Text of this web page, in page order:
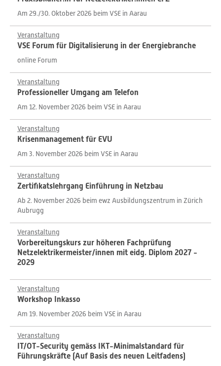
Am 29./30. Oktober 2026 beim VSE in Aarau
Veranstaltung
VSE Forum für Digitalisierung in der Energiebranche
online Forum
Veranstaltung
Professioneller Umgang am Telefon
Am 12. November 2026 beim VSE in Aarau
Veranstaltung
Krisenmanagement für EVU
Am 3. November 2026 beim VSE in Aarau
Veranstaltung
Zertifikatslehrgang Einführung in Netzbau
Ab 2. November 2026 beim ewz Ausbildungszentrum in Zürich
Aubrugg
Veranstaltung
Vorbereitungskurs zur höheren Fachprüfung
Netzelektrikermeister/innen mit eidg. Diplom 2027 -
2029
Veranstaltung
Workshop Inkasso
Am 19. November 2026 beim VSE in Aarau
Veranstaltung
IT/OT-Security gemäss IKT-Minimalstandard für
Führungskräfte (Auf Basis des neuen Leitfadens)